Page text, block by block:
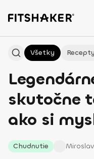
Všetky Recepty
skutočne
ako si
Chudnutie Miroslav